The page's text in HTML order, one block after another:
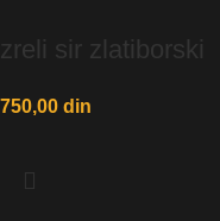
zreli sir zlatiborski
750,00 din